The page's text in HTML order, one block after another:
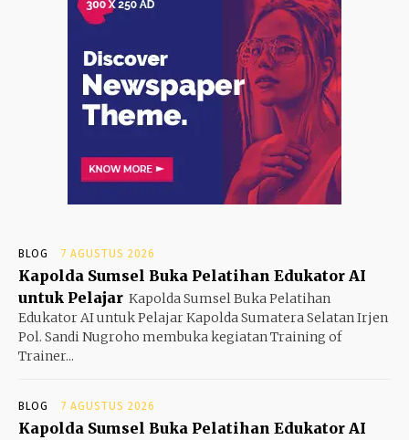
BLOG 7 AGUSTUS 2026
Kapolda Sumsel Buka Pelatihan Edukator AI
untuk Pelajar Kapolda Sumsel Buka Pelatihan
Edukator AI untuk Pelajar Kapolda Sumatera Selatan Irjen
Pol. Sandi Nugroho membuka kegiatan Training of
Trainer...
BLOG 7 AGUSTUS 2026
Kapolda Sumsel Buka Pelatihan Edukator AI